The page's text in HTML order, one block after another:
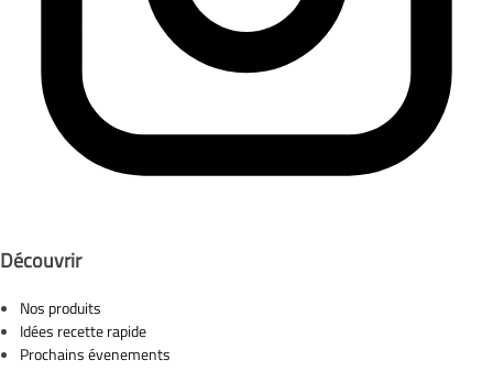
Découvrir
Nos produits
Idées recette rapide
Prochains évenements